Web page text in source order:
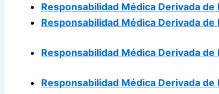
Responsabilidad Médica Derivada
Responsabilidad Médica Derivada
Responsabilidad Médica Derivada
Responsabilidad Médica Derivada